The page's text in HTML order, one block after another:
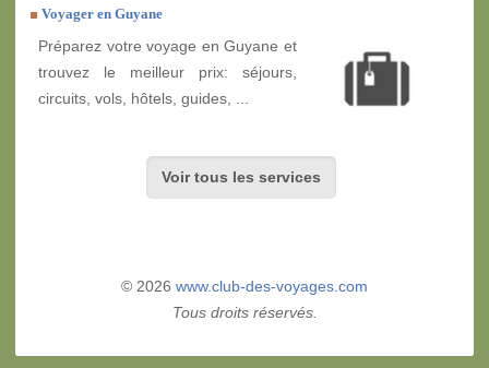
Voyager en Guyane
Préparez votre voyage en Guyane et
trouvez le meilleur prix: séjours,
circuits, vols, hôtels, guides, ...
Voir tous les services
© 2026 www.club-des-voyages.com
Tous droits réservés.